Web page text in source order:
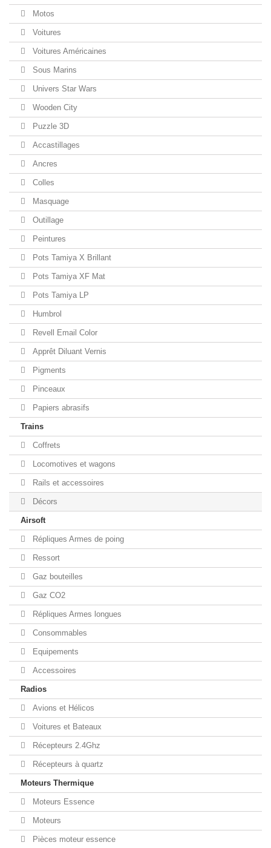
Motos
Voitures
Voitures Américaines
Sous Marins
Univers Star Wars
Wooden City
Puzzle 3D
Accastillages
Ancres
Colles
Masquage
Outillage
Peintures
Pots Tamiya X Brillant
Pots Tamiya XF Mat
Pots Tamiya LP
Humbrol
Revell Email Color
Apprêt Diluant Vernis
Pigments
Pinceaux
Papiers abrasifs
Trains
Coffrets
Locomotives et wagons
Rails et accessoires
Décors
Airsoft
Répliques Armes de poing
Ressort
Gaz bouteilles
Gaz CO2
Répliques Armes longues
Consommables
Equipements
Accessoires
Radios
Avions et Hélicos
Voitures et Bateaux
Récepteurs 2.4Ghz
Récepteurs à quartz
Moteurs Thermique
Moteurs Essence
Moteurs
Pièces moteur essence